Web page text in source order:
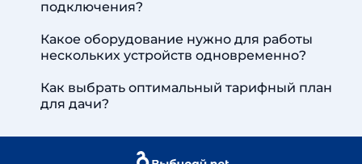
подключения?
Какое оборудование нужно для работы
нескольких устройств одновременно?
Как выбрать оптимальный тарифный план
для дачи?